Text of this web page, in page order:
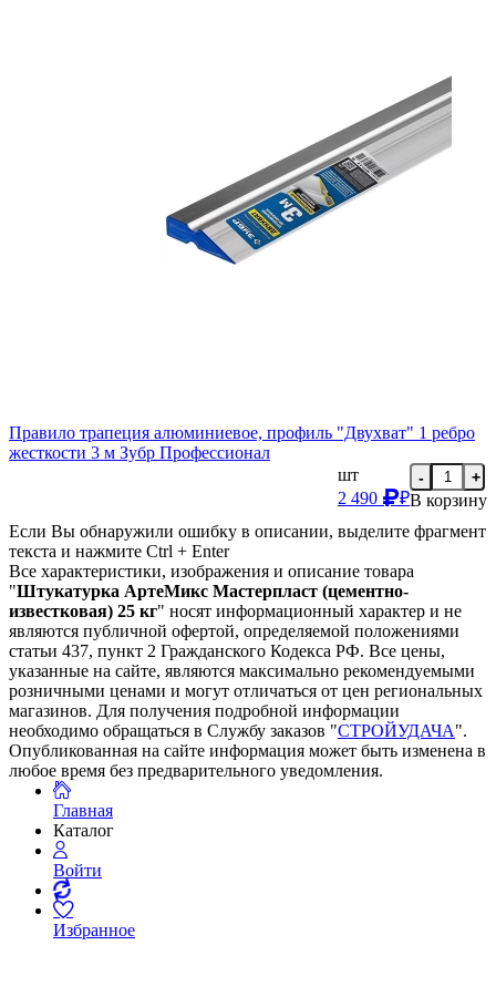
Правило трапеция алюминиевое, профиль "Двухват" 1 ребро
жесткости 3 м Зубр Профессионал
шт
2 490
₽
- +
В корзину
Если Вы обнаружили ошибку в описании, выделите фрагмент
текста и нажмите Ctrl + Enter
Все характеристики, изображения и описание товара
"Штукатурка АртеМикс Мастерпласт (цементно-
известковая) 25 кг" носят информационный характер и не
являются публичной офертой, определяемой положениями
статьи 437, пункт 2 Гражданского Кодекса РФ. Все цены,
указанные на сайте, являются максимально рекомендуемыми
розничными ценами и могут отличаться от цен региональных
магазинов. Для получения подробной информации
необходимо обращаться в Службу заказов "СТРОЙУДАЧА".
Опубликованная на сайте информация может быть изменена в
любое время без предварительного уведомления.
Главная
Каталог
Войти
Избранное